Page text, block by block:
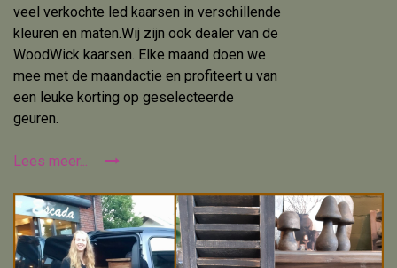
veel verkochte led kaarsen in verschillende
kleuren en maten.Wij zijn ook dealer van de
WoodWick kaarsen. Elke maand doen we
mee met de maandactie en profiteert u van
een leuke korting op geselecteerde
geuren.
Lees meer...